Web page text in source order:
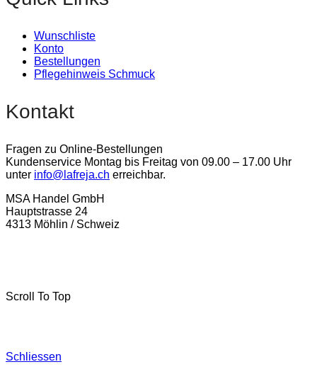
Wunschliste
Konto
Bestellungen
Pflegehinweis Schmuck
Kontakt
Fragen zu Online-Bestellungen
Kundenservice Montag bis Freitag von 09.00 – 17.00 Uhr
unter info@lafreja.ch erreichbar.
MSA Handel GmbH
Hauptstrasse 24
4313 Möhlin / Schweiz
Scroll To Top
Schliessen